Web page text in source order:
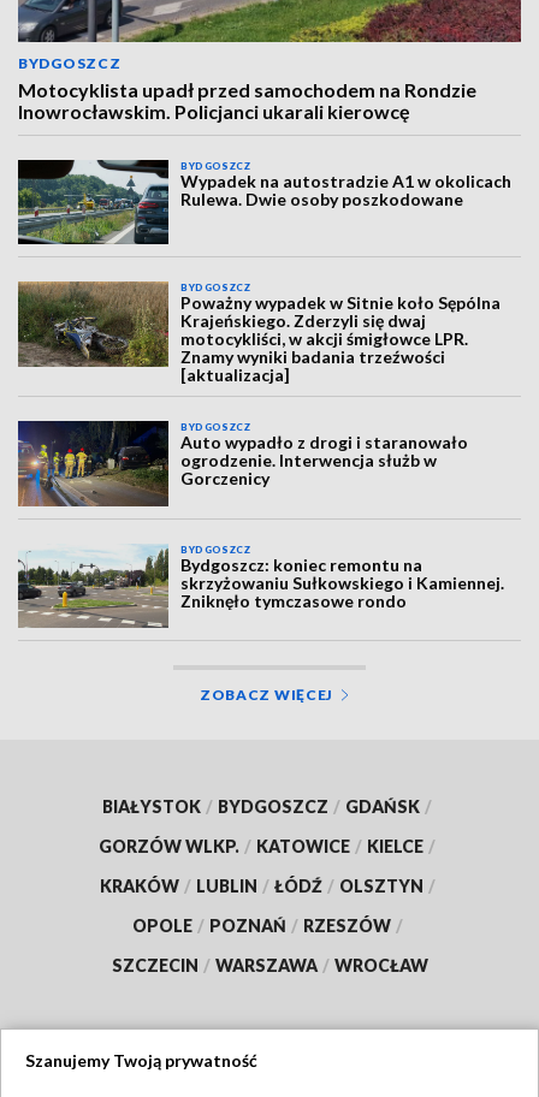
BYDGOSZCZ
Motocyklista upadł przed samochodem na Rondzie
Inowrocławskim. Policjanci ukarali kierowcę
BYDGOSZCZ
Wypadek na autostradzie A1 w okolicach
Rulewa. Dwie osoby poszkodowane
BYDGOSZCZ
Poważny wypadek w Sitnie koło Sępólna
Krajeńskiego. Zderzyli się dwaj
motocykliści, w akcji śmigłowce LPR.
Znamy wyniki badania trzeźwości
[aktualizacja]
BYDGOSZCZ
Auto wypadło z drogi i staranowało
ogrodzenie. Interwencja służb w
Gorczenicy
BYDGOSZCZ
Bydgoszcz: koniec remontu na
skrzyżowaniu Sułkowskiego i Kamiennej.
Zniknęło tymczasowe rondo
ZOBACZ WIĘCEJ
BIAŁYSTOK / BYDGOSZCZ / GDAŃSK /
GORZÓW WLKP. / KATOWICE / KIELCE /
KRAKÓW / LUBLIN / ŁÓDŹ / OLSZTYN /
OPOLE / POZNAŃ / RZESZÓW /
SZCZECIN / WARSZAWA / WROCŁAW
Szanujemy Twoją prywatność